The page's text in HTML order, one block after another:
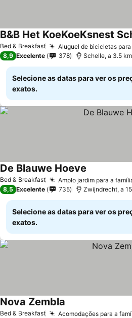
Bed & Breakfast Aluguel de bicicletas
B&B Het KoeKoeKsnest
8,9 Excelente 378 Schelle, a 3.5
Selecione as datas para ver os
exatos.
Bed & Breakfast Amplo jardim para a
De Blauwe Hoeve
8,5 Excelente 735 Zwijndrecht, a
Selecione as datas para ver os
exatos.
Bed & Breakfast Acomodações para a
Nova Zembla